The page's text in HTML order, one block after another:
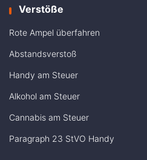
Verstöße
Rote Ampel überfahren
Abstandsverstoß
Handy am Steuer
Alkohol am Steuer
Cannabis am Steuer
Paragraph 23 StVO Handy